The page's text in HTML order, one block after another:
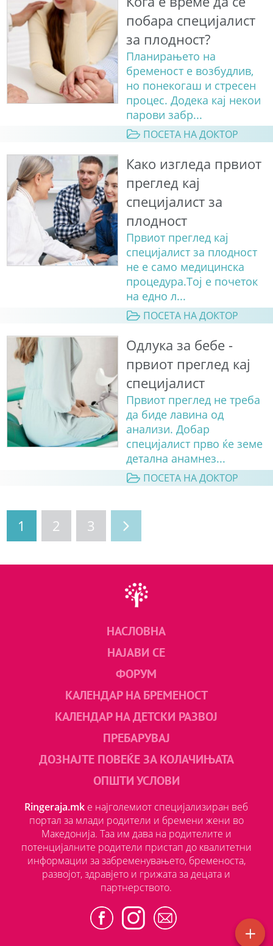
побара специјалист
за плодност?
Планирањето на
бременост е возбудлив,
но понекогаш и стресен
процес. Додека кај некои
парови забр...
ПОСЕТА НА ДОКТОР
Како изгледа првиот
преглед кај
специјалист за
плодност
Првиот преглед кај
специјалист за плодност
не е само медицинска
процедура.Тој е почеток
на едно л...
ПОСЕТА НА ДОКТОР
Одлука за бебе -
првиот преглед кај
специјалист
Првиот преглед не треба
да биде лавина од
анализи. Добар
специјалист прво ќе земе
детална анамнез...
ПОСЕТА НА ДОКТОР
1 2 3
НАСЛОВНА
НАЈАВИ СЕ
ФОРУМ
КАЛЕНДАР НА БРЕМЕНОСТ
КАЛЕНДАР НА ДЕТСКИ РАЗВОЈ
ПРЕБАРУВАЈ
ДОЗНАЈТЕ ПОВЕЌЕ ЗА КОЛАЧИЊАТА
ОПШТИ УСЛОВИ
Ringeraja.mk е најголемиот специјализиран веб
портал за млади родители и бремени жени во
Македонија. Таа им дава на родителите и
потенцијалните родители пристап до квалитетни
информации за забременувањето, бременоста,
развојот, здравјето и грижата за децата и
партнерството.